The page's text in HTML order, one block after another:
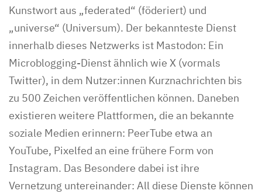
Kunstwort aus „federated“ (föderiert) und
„universe“ (Universum). Der bekannteste Dienst
innerhalb dieses Netzwerks ist Mastodon: Ein
Microblogging-Dienst ähnlich wie X (vormals
Twitter), in dem Nutzer:innen Kurznachrichten bis
zu 500 Zeichen veröffentlichen können. Daneben
existieren weitere Plattformen, die an bekannte
soziale Medien erinnern: PeerTube etwa an
YouTube, Pixelfed an eine frühere Form von
Instagram. Das Besondere dabei ist ihre
Vernetzung untereinander: All diese Dienste können